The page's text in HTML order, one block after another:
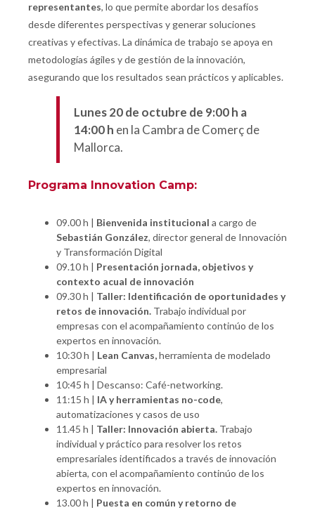
representantes, lo que permite abordar los desafíos
desde diferentes perspectivas y generar soluciones
creativas y efectivas. La dinámica de trabajo se apoya en
metodologías ágiles y de gestión de la innovación,
asegurando que los resultados sean prácticos y aplicables.
Lunes 20 de octubre de 9:00 h a
14:00 h en la Cambra de Comerç de
Mallorca.
Programa Innovation Camp:
09.00 h | Bienvenida institucional a cargo de
Sebastián González, director general de Innovación
y Transformación Digital
09.10 h | Presentación jornada, objetivos y
contexto acual de innovación
09.30 h | Taller: Identificación de oportunidades y
retos de innovación. Trabajo individual por
empresas con el acompañamiento continúo de los
expertos en innovación.
10:30 h | Lean Canvas,herramienta de modelado
empresarial
10:45 h | Descanso: Café-networking.
11:15 h | IA y herramientas no-code,
automatizaciones y casos de uso
11.45 h | Taller: Innovación abierta. Trabajo
individual y práctico para resolver los retos
empresariales identificados a través de innovación
abierta, con el acompañamiento continúo de los
expertos en innovación.
13.00 h | Puesta en común y retorno de